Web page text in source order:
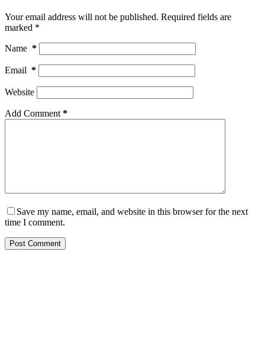
Your email address will not be published. Required fields are
marked *
Name *
Email *
Website
Add Comment *
Save my name, email, and website in this browser for the next
time I comment.
Post Comment